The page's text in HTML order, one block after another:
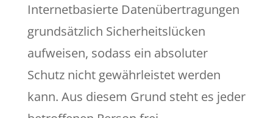
Internetbasierte Datenübertragungen
grundsätzlich Sicherheitslücken
aufweisen, sodass ein absoluter
Schutz nicht gewährleistet werden
kann. Aus diesem Grund steht es jeder